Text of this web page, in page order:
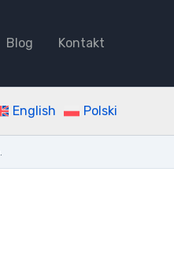
Blog Kontakt
English Polski